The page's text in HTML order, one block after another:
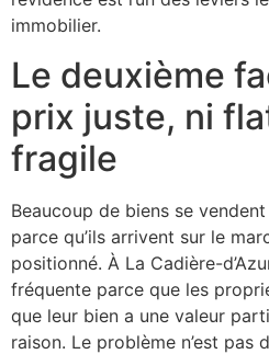
immobilier.
Le deuxième
prix juste, ni
fragile
Beaucoup de biens se
parce qu’ils arrivent sur le
positionné. À La Cadière-
fréquente parce que les
que leur bien a une valeur
raison. Le problème n’est pas